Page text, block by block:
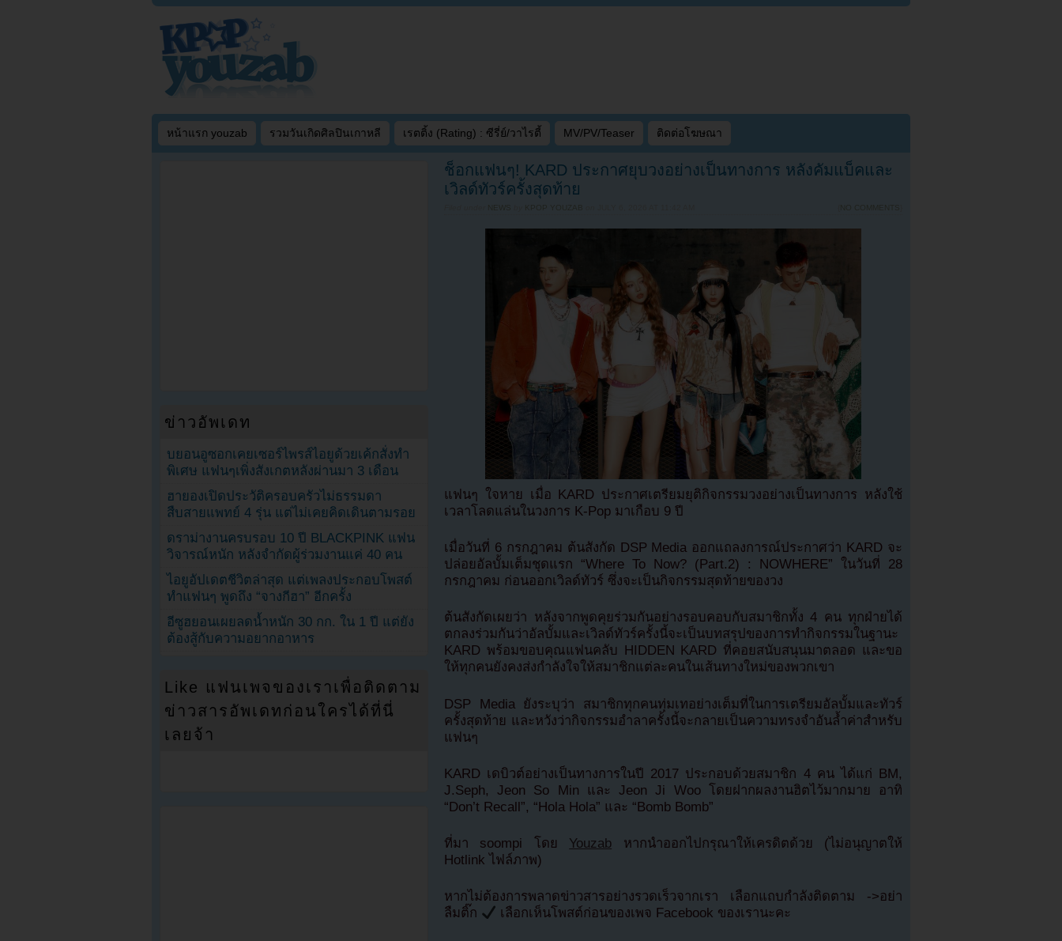
หน้าแรก youzab รวมวันเกิดศิลปินเกาหลี เรตติ้ง (Rating) : ซีรี่ย์/วาไรตี้ MV/PV/Teaser ติดต่อโฆษณา
ช็อกแฟนๆ! KARD ประกาศยุบวงอย่างเป็นทางการ หลังคัมแบ็คและ
เวิลด์ทัวร์ครั้งสุดท้าย
NEWS KPOP YOUZAB NO COMMENTS
แฟนๆ ใจหาย เมื่อ KARD ประกาศเตรียมยุติกิจกรรมวงอย่างเป็นทางการ หลังใช้
เวลาโลดแล่นในวงการ K-Pop มาเกือบ 9 ปี
เมื่อวันที่ 6 กรกฎาคม ต้นสังกัด DSP Media ออกแถลงการณ์ประกาศว่า KARD จะ
ปล่อยอัลบั้มเต็มชุดแรก “Where To Now? (Part.2) : NOWHERE” ในวันที่ 28
กรกฎาคม ก่อนออกเวิลด์ทัวร์ ซึ่งจะเป็นกิจกรรมสุดท้ายของวง
ต้นสังกัดเผยว่า หลังจากพูดคุยร่วมกันอย่างรอบคอบกับสมาชิกทั้ง 4 คน ทุกฝ่ายได้
ตกลงร่วมกันว่าอัลบั้มและเวิลด์ทัวร์ครั้งนี้จะเป็นบทสรุปของการทำกิจกรรมในฐานะ
KARD พร้อมขอบคุณแฟนคลับ HIDDEN KARD ที่คอยสนับสนุนมาตลอด และขอ
ให้ทุกคนยังคงส่งกำลังใจให้สมาชิกแต่ละคนในเส้นทางใหม่ของพวกเขา
DSP Media ยังระบุว่า สมาชิกทุกคนทุ่มเทอย่างเต็มที่ในการเตรียมอัลบั้มและทัวร์
ครั้งสุดท้าย และหวังว่ากิจกรรมอำลาครั้งนี้จะกลายเป็นความทรงจำอันล้ำค่าสำหรับ
แฟนๆ
KARD เดบิวต์อย่างเป็นทางการในปี 2017 ประกอบด้วยสมาชิก 4 คน ได้แก่ BM,
J.Seph, Jeon So Min และ Jeon Ji Woo โดยฝากผลงานฮิตไว้มากมาย อาทิ
“Don’t Recall”, “Hola Hola” และ “Bomb Bomb”
ที่มา soompi โดย Youzab หากนำออกไปกรุณาให้เครดิตด้วย (ไม่อนุญาตให้
Hotlink ไฟล์ภาพ)
หากไม่ต้องการพลาดข่าวสารอย่างรวดเร็วจากเรา เลือกแถบกำลังติดตาม ->อย่า
ลืมติ๊ก
เลือกเห็นโพสต์ก่อนของเพจ Facebook ของเรานะคะ
ข่าวอัพเดท
บยอนอูซอกเคยเซอร์ไพรส์ไอยูด้วยเค้กสั่งทำ
พิเศษ แฟนๆเพิ่งสังเกตหลังผ่านมา 3 เดือน
ฮายองเปิดประวัติครอบครัวไม่ธรรมดา
สืบสายแพทย์ 4 รุ่น แต่ไม่เคยคิดเดินตามรอย
ดราม่างานครบรอบ 10 ปี BLACKPINK แฟน
วิจารณ์หนัก หลังจำกัดผู้ร่วมงานแค่ 40 คน
ไอยูอัปเดตชีวิตล่าสุด แต่เพลงประกอบโพสต์
ทำแฟนๆ พูดถึง “จางกีฮา” อีกครั้ง
อีซูฮยอนเผยลดน้ำหนัก 30 กก. ใน 1 ปี แต่ยัง
ต้องสู้กับความอยากอาหาร
Like แฟนเพจของเราเพื่อติดตาม
ข่าวสารอัพเดทก่อนใครได้ที่นี่
เลยจ้า